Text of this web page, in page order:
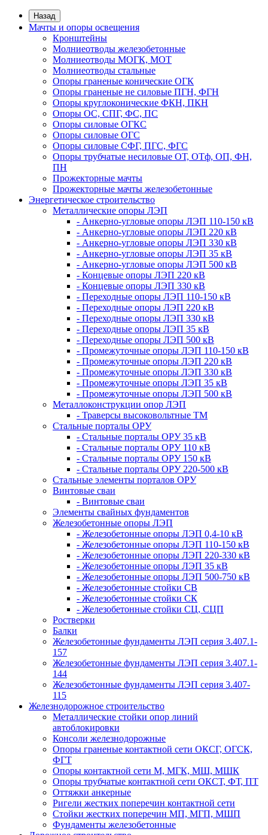
Назад
Мачты и опоры освещения
Кронштейны
Молниеотводы железобетонные
Молниеотводы МОГК, МОТ
Молниеотводы стальные
Опоры граненые конические ОГК
Опоры граненые не силовые ПГН, ФГН
Опоры круглоконические ФКН, ПКН
Опоры ОС, СПГ, ФС, ПС
Опоры силовые ОГКС
Опоры силовые ОГС
Опоры силовые СФГ, ПГС, ФГС
Опоры трубчатые несиловые ОТ, ОТф, ОП, ФН,
ПН
Прожекторные мачты
Прожекторные мачты железобетонные
Энергетическое строительство
Металлические опоры ЛЭП
- Анкерно-угловые опоры ЛЭП 110-150 кВ
- Анкерно-угловые опоры ЛЭП 220 кВ
- Анкерно-угловые опоры ЛЭП 330 кВ
- Анкерно-угловые опоры ЛЭП 35 кВ
- Анкерно-угловые опоры ЛЭП 500 кВ
- Концевые опоры ЛЭП 220 кВ
- Концевые опоры ЛЭП 330 кВ
- Переходные опоры ЛЭП 110-150 кВ
- Переходные опоры ЛЭП 220 кВ
- Переходные опоры ЛЭП 330 кВ
- Переходные опоры ЛЭП 35 кВ
- Переходные опоры ЛЭП 500 кВ
- Промежуточные опоры ЛЭП 110-150 кВ
- Промежуточные опоры ЛЭП 220 кВ
- Промежуточные опоры ЛЭП 330 кВ
- Промежуточные опоры ЛЭП 35 кВ
- Промежуточные опоры ЛЭП 500 кВ
Металлоконструкции опор ЛЭП
- Траверсы высоковольтные ТМ
Стальные порталы ОРУ
- Стальные порталы ОРУ 35 кВ
- Стальные порталы ОРУ 110 кВ
- Стальные порталы ОРУ 150 кВ
- Стальные порталы ОРУ 220-500 кВ
Стальные элементы порталов ОРУ
Винтовые сваи
- Винтовые сваи
Элементы свайных фундаментов
Железобетонные опоры ЛЭП
- Железобетонные опоры ЛЭП 0,4-10 кВ
- Железобетонные опоры ЛЭП 110-150 кВ
- Железобетонные опоры ЛЭП 220-330 кВ
- Железобетонные опоры ЛЭП 35 кВ
- Железобетонные опоры ЛЭП 500-750 кВ
- Железобетонные стойки СВ
- Железобетонные стойки СК
- Железобетонные стойки СЦ, СЦП
Ростверки
Балки
Железобетонные фундаменты ЛЭП серия 3.407.1-
157
Железобетонные фундаменты ЛЭП серия 3.407.1-
144
Железобетонные фундаменты ЛЭП серия 3.407-
115
Железнодорожное строительство
Металлические стойки опор линий
автоблокировки
Консоли железнодорожные
Опоры граненые контактной сети ОКСГ, ОГСК,
ФГТ
Опоры контактной сети М, МГК, МШ, МШК
Опоры трубчатые контактной сети ОКСТ, ФТ, ПТ
Оттяжки анкерные
Ригели жестких поперечин контактной сети
Стойки жестких поперечин МП, МГП, МШП
Фундаменты железобетонные